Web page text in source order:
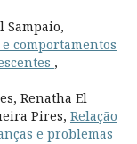
Sampaio,
comportamentos
,
Renatha El
Pires, Relação
e problemas